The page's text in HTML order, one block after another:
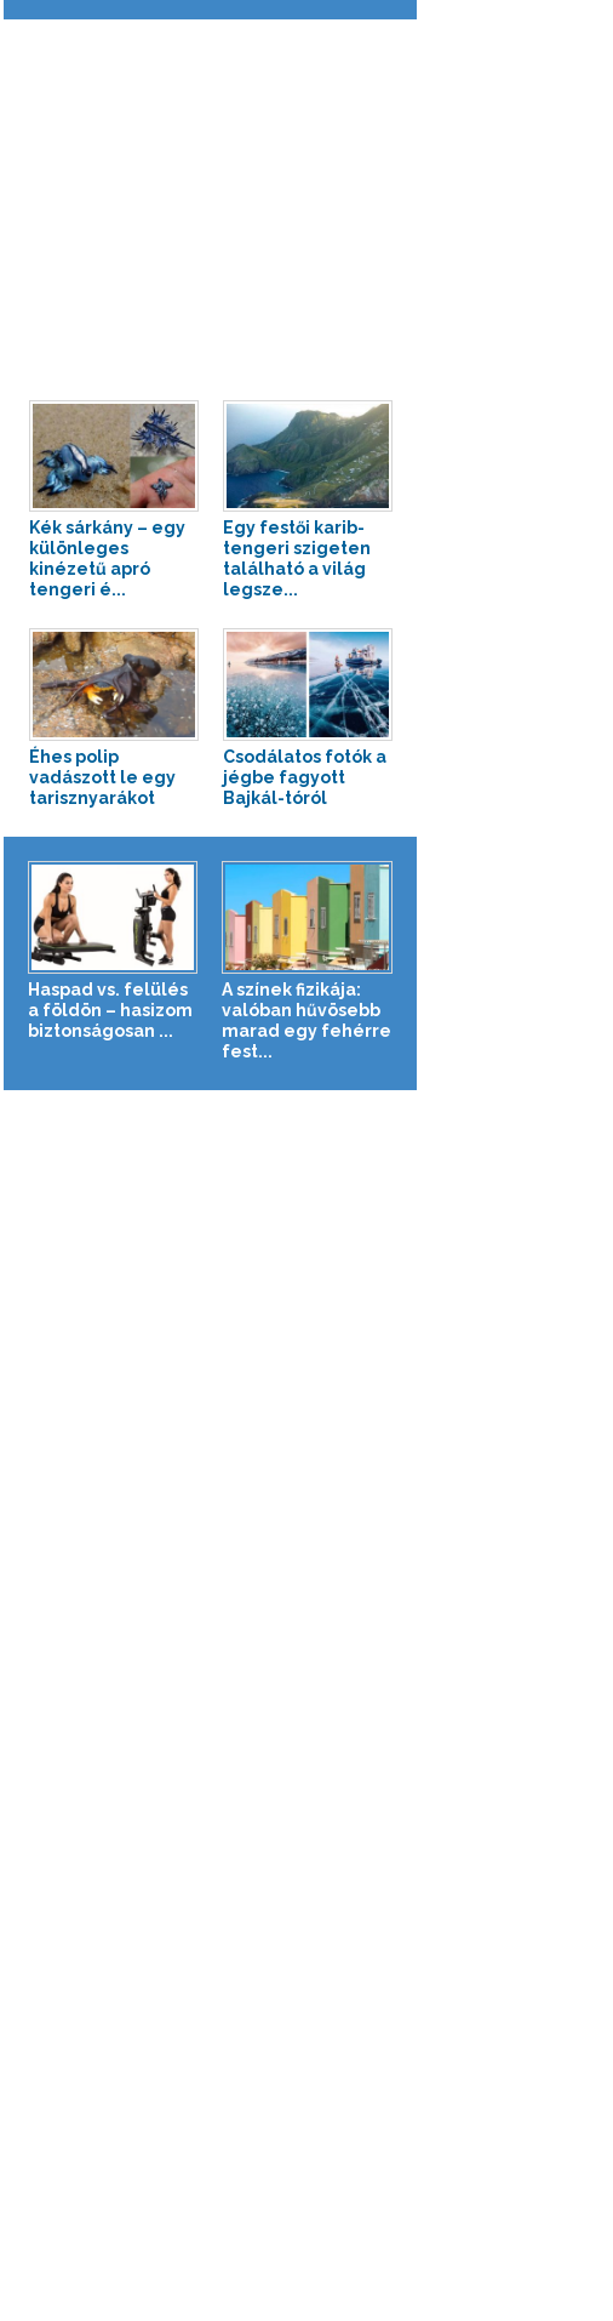
Kék sárkány – egy
különleges
kinézetű apró
tengeri é...
Egy festői karib-
tengeri szigeten
található a világ
legsze...
Éhes polip
vadászott le egy
tarisznyarákot
Csodálatos fotók a
jégbe fagyott
Bajkál-tóról
Haspad vs. felülés
a földön – hasizom
biztonságosan ...
A színek fizikája:
valóban hűvösebb
marad egy fehérre
fest...